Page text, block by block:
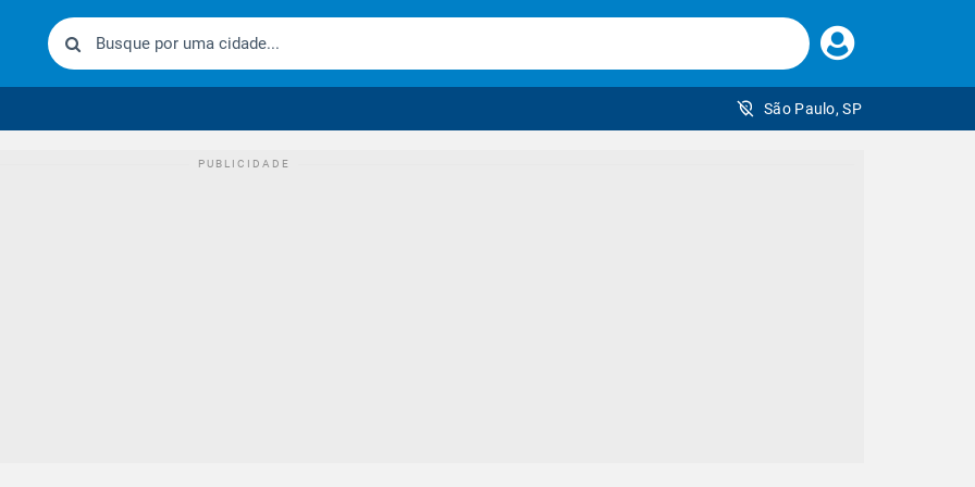
Faça
seu
São Paulo, SP